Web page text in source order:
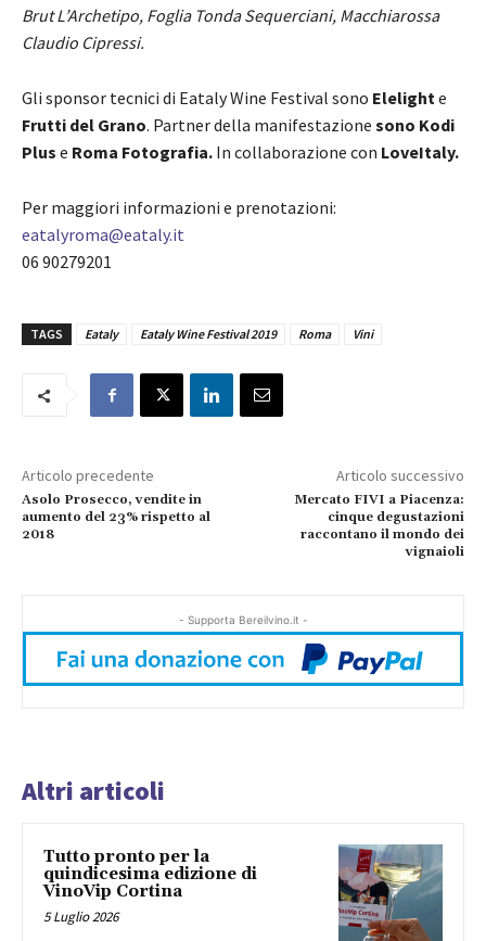
Brut L’Archetipo, Foglia Tonda Sequerciani, Macchiarossa
Claudio Cipressi.
Gli sponsor tecnici di Eataly Wine Festival sono Elelight e
Frutti del Grano. Partner della manifestazione sono Kodi
Plus e Roma Fotografia. In collaborazione con LoveItaly.
Per maggiori informazioni e prenotazioni:
eatalyroma@eataly.it
06 90279201
TAGS Eataly Eataly Wine Festival 2019 Roma Vini
Articolo precedente
Asolo Prosecco, vendite in
aumento del 23% rispetto al
2018
Articolo successivo
Mercato FIVI a Piacenza:
cinque degustazioni
raccontano il mondo dei
vignaioli
- Supporta Bereilvino.it -
Altri articoli
Tutto pronto per la
quindicesima edizione di
VinoVip Cortina
5 Luglio 2026